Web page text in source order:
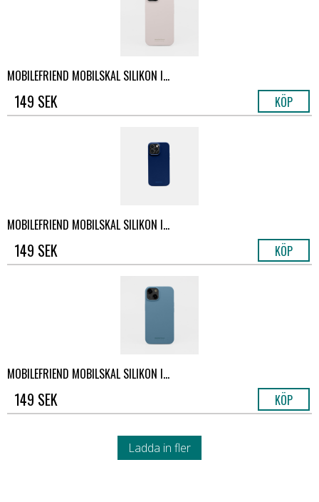
MOBILEFRIEND MOBILSKAL SILIKON I...
149 SEK KÖP
MOBILEFRIEND MOBILSKAL SILIKON I...
149 SEK KÖP
MOBILEFRIEND MOBILSKAL SILIKON I...
149 SEK KÖP
Ladda in fler